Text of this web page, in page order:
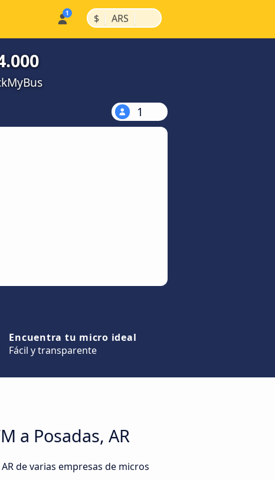
$ | ARS |
1
Encuentra tu micro ideal
Fácil y transparente
a Posadas, AR
de varias empresas de micros